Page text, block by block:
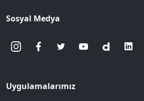
Sosyal Medya
Uygulamalarımız